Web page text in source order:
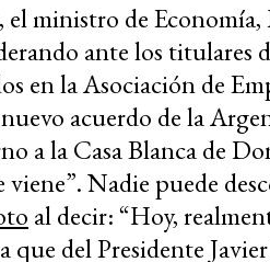
ministro de Economía,
ante los titulares
en la Asociación de
acuerdo de la
a la Casa Blanca de
Nadie puede
al decir: “Hoy,
que del Presidente